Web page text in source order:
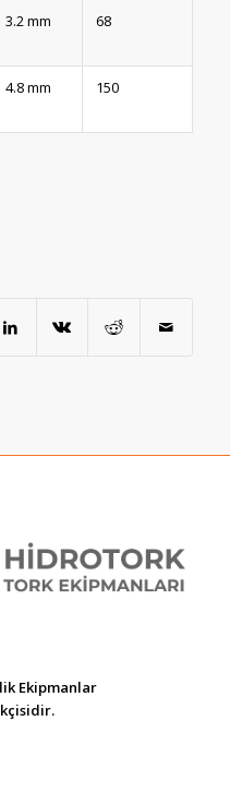
3.2 mm 68
4.8 mm 150
Ekipmanlar